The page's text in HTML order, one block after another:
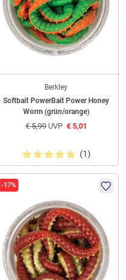
Berkley
Softbait PowerBait Power Honey
Worm (grün/orange)
€5,99UVP €5,01
(1)
-17%